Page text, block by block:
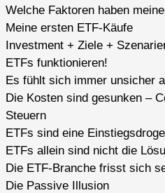
Welche Faktoren haben
Meine ersten ETF-Käufe
Investment + Ziele +
ETFs funktionieren!
Es fühlt sich immer unsicher
Die Kosten sind gesunken –
Steuern
ETFs sind eine Einstiegsdroge
ETFs allein sind nicht die
Die ETF-Branche frisst sich
Die Passive Illusion